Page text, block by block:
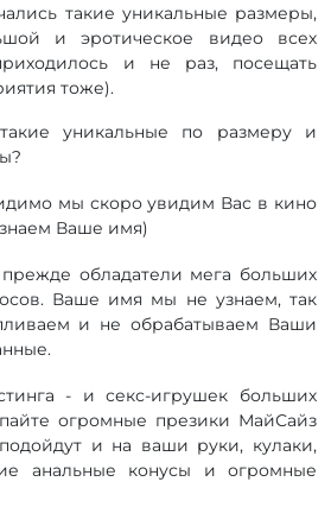
такие уникальные размеры,
и эротическое видео всех
и не раз, посещать
тоже).
уникальные по размеру и
мы скоро увидим Вас в кино
Ваше имя)
обладатели мега больших
Ваше имя мы не узнаем, так
и не обрабатываем Ваши
- и секс-игрушек больших
огромные презики МайСайз
и на ваши руки, кулаки,
анальные конусы и огромные